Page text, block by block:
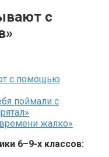
с
с помощью
поймали с
жалко»
6–9-х классов: